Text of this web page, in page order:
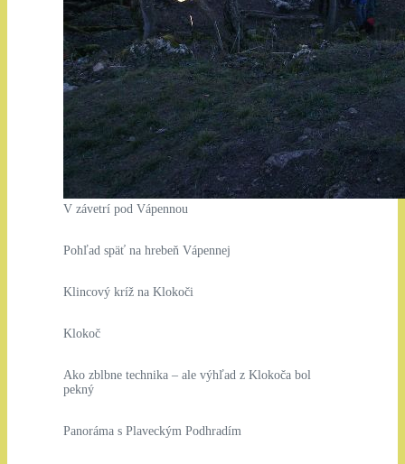
V závetrí pod Vápennou
Pohľad späť na hrebeň Vápennej
Klincový kríž na Klokoči
Klokoč
Ako zblbne technika – ale výhľad z Klokoča bol
pekný
Panoráma s Plaveckým Podhradím